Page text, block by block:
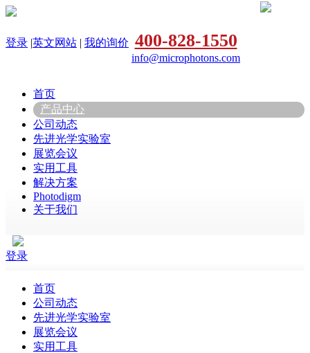
登录 |英文网站 | 我的询价 400-828-1550
info@microphotons.com
首页
产品中心
公司动态
先进光学实验室
展览会议
实用工具
解决方案
Photodigm
关于我们
登录
首页
公司动态
先进光学实验室
展览会议
实用工具